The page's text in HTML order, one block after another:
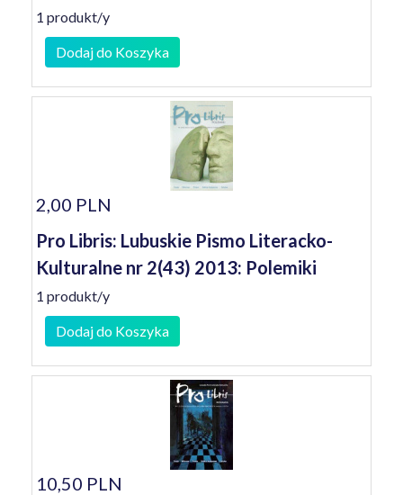
1 produkt/y
Dodaj do Koszyka
2,00 PLN
Pro Libris: Lubuskie Pismo Literacko-
Kulturalne nr 2(43) 2013: Polemiki
1 produkt/y
Dodaj do Koszyka
10,50 PLN